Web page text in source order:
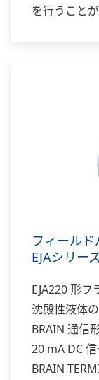
を行うことが
フィール
EJAシリー
EJA220 形フ
沈殿性液体
BRAIN 通信
20 mA DC 信
BRAIN